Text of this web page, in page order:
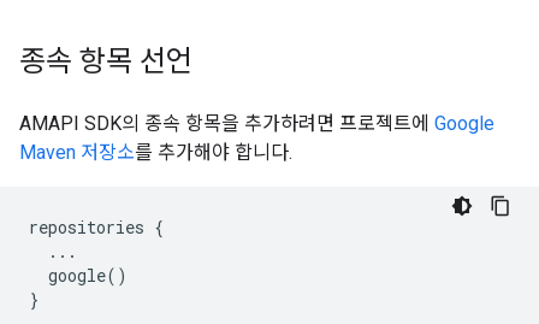
종속 항목 선언
AMAPI SDK의 종속 항목을 추가하려면 프로젝트에 Google
Maven 저장소를 추가해야 합니다.
repositories {
...
google()
}